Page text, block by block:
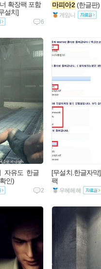
확장팩 포함
설치]
6
마피아2 (한글판)
게임니
자유도  한글
인)
2
[무설치.한글자막]
팩
우헤헤헤